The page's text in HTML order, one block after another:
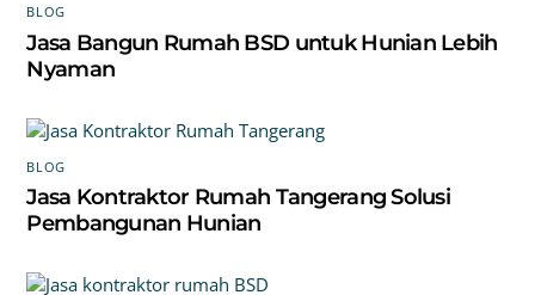
BLOG
Jasa Bangun Rumah BSD untuk Hunian Lebih
Nyaman
BLOG
Jasa Kontraktor Rumah Tangerang Solusi
Pembangunan Hunian